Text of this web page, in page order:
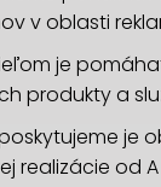
v oblasti
je
produkty a
je
realizácie od A